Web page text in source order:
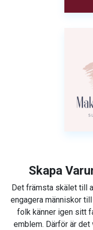
Skapa
Det främsta skälet till
engagera människor
folk känner igen sitt
emblem. Därför är